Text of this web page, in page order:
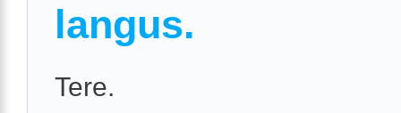
langus.
Tere.